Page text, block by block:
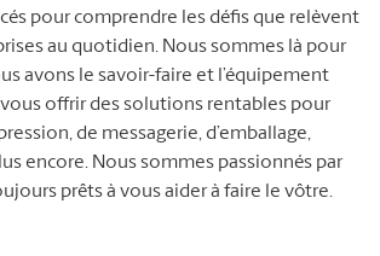
pour comprendre les défis que relèvent
au quotidien. Nous sommes là pour
avons le savoir-faire et l’équipement
offrir des solutions rentables pour
de messagerie, d’emballage,
encore. Nous sommes passionnés par
prêts à vous aider à faire le vôtre.